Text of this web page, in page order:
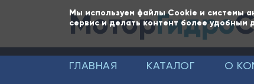
Мы используем файлы Cookie и системы
сервис и делать контент более удобным
МоторГидро
ГЛАВНАЯ КАТАЛОГ О